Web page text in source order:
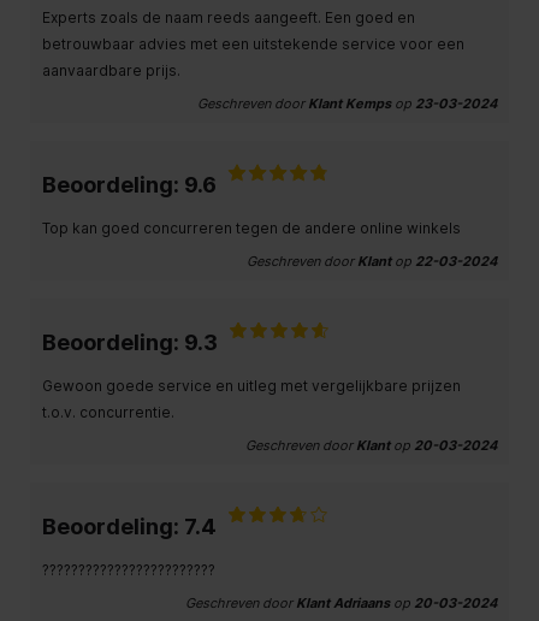
Experts zoals de naam reeds aangeeft. Een goed en
betrouwbaar advies met een uitstekende service voor een
aanvaardbare prijs.
Geschreven door Klant Kempsop 23-03-2024
Beoordeling: 9.6
Top kan goed concurreren tegen de andere online winkels
Geschreven door Klantop 22-03-2024
Beoordeling: 9.3
Gewoon goede service en uitleg met vergelijkbare prijzen
t.o.v. concurrentie.
Geschreven door Klantop 20-03-2024
Beoordeling: 7.4
????????????????????????
Geschreven door Klant Adriaansop 20-03-2024